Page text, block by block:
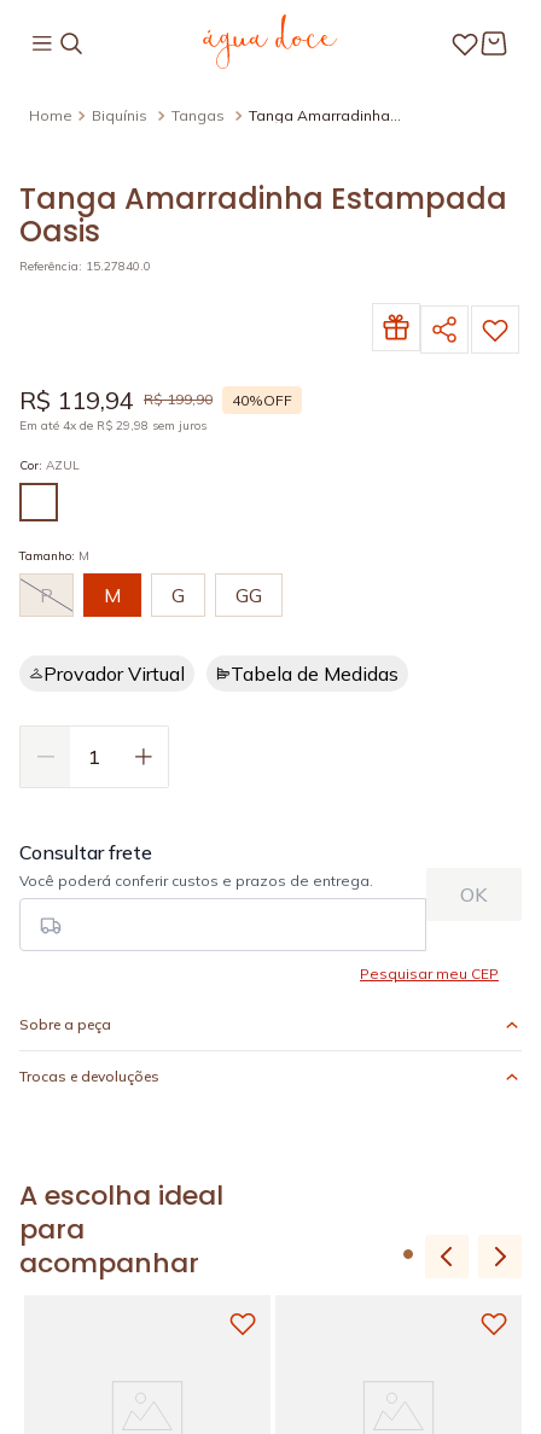
Biquínis Tangas
Tanga Amarradinha
Tanga Amarradinha Estampada
Oasis
Referência: 15.27840.0
R$ 119,94 R$ 199,90 40%OFF
Em até 4x de R$ 29,98 sem juros
Cor: AZUL
Tamanho: M
P M G GG
Provador Virtual Tabela de Medidas
Sobre a peça
Trocas e devoluções
A escolha ideal
para
acompanhar